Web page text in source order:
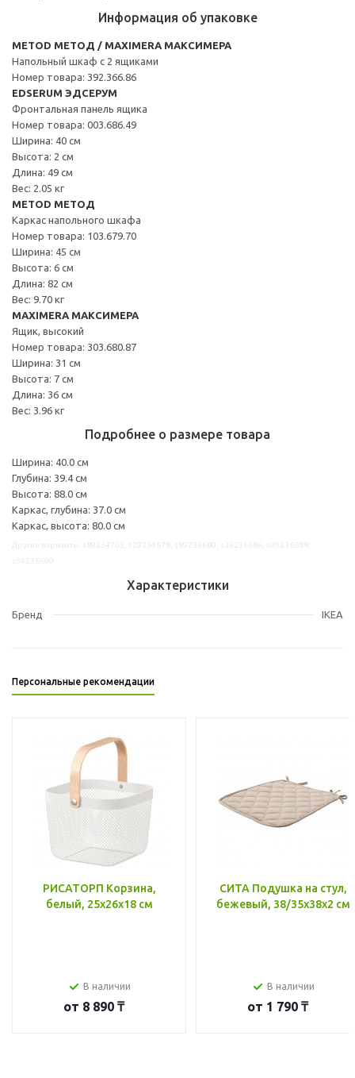
Информация об упаковке
METOD МЕТОД / MAXIMERA МАКСИМЕРА
Напольный шкаф с 2 ящиками
Номер товара: 392.366.86
EDSERUM ЭДСЕРУМ
Фронтальная панель ящика
Номер товара: 003.686.49
Ширина: 40 см
Высота: 2 см
Длина: 49 см
Вес: 2.05 кг
METOD МЕТОД
Каркас напольного шкафа
Номер товара: 103.679.70
Ширина: 45 см
Высота: 6 см
Длина: 82 см
Вес: 9.70 кг
MAXIMERA МАКСИМЕРА
Ящик, высокий
Номер товара: 303.680.87
Ширина: 31 см
Высота: 7 см
Длина: 36 см
Вес: 3.96 кг
Подробнее о размере товара
Ширина: 40.0 см
Глубина: 39.4 см
Высота: 88.0 см
Каркас, глубина: 37.0 см
Каркас, высота: 80.0 см
Характеристики
Бренд IKEA
Персональные рекомендации
РИСАТОРП Корзина,
белый, 25x26x18 см
В наличии
от 8 890 ₸
СИТА Подушка на стул,
бежевый, 38/35x38x2 см
В наличии
от 1 790 ₸